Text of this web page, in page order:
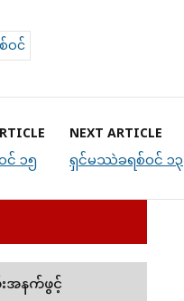
ဝင်
၁၅
NEXT ARTICLE
ရှင်မဿဲခရစ်ဝင် ၁၃
းအနက်ဖွင့်